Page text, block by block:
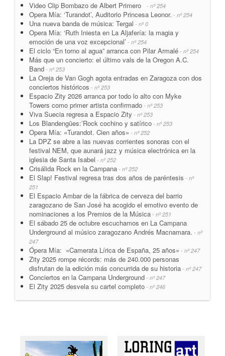
Video Clip Bombazo de Albert Primero - nº 254
Opera Mía: ‘Turandot’, Auditorio Princesa Leonor. - nº 254
Una nueva banda de música: Tergal - nº 0
Opera Mía: ‘Ruth Iniesta en La Aljafería: la magia y
emoción de una voz excepcional’ - nº 254
El ciclo “En torno al agua” arranca con Pilar Armalé - nº 254
Más que un concierto: el último vals de la Oregon A.C.
Band - nº 253
La Oreja de Van Gogh agota entradas en Zaragoza con dos
conciertos históricos - nº 253
Espacio Zity 2026 arranca por todo lo alto con Myke
Towers como primer artista confirmado - nº 253
Viva Suecia regresa a Espacio Zity - nº 253
Los Blandengües:’Rock cochino y satírico - nº 253
Opera Mía: «Turandot. Cien años» - nº 252
La DPZ se abre a las nuevas corrientes sonoras con el
festival NEM, que aunará jazz y música electrónica en la
iglesia de Santa Isabel - nº 252
Crisálida Rock en la Campana - nº 252
El Slap! Festival regresa tras dos años de paréntesis - nº
251
El Espacio Ambar de la fábrica de cerveza del barrio
zaragozano de San José ha acogido el emotivo evento de
nominaciones a los Premios de la Música - nº 251
El sábado 25 de octubre escuchamos en La Campana
Underground al músico zaragozano Andrés Macnamara. - nº
247
Ópera Mía: «Camerata Lírica de España, 25 años» - nº 247
Zity 2025 rompe récords: más de 240.000 personas
disfrutan de la edición más concurrida de su historia - nº 247
Conciertos en la Campana Underground - nº 247
El Zity 2025 desvela su cartel completo - nº 246